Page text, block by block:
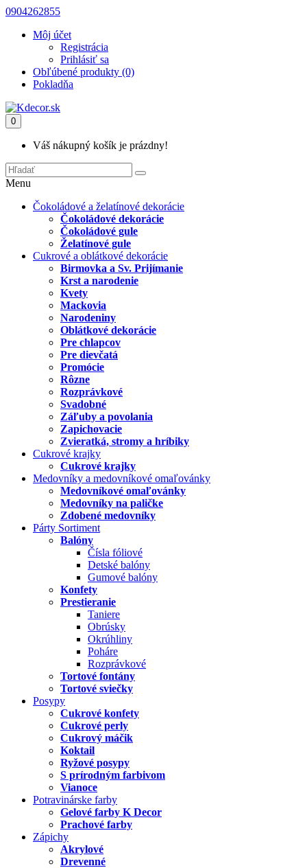
0904262855
Môj účet
Registrácia
Prihlásiť sa
Obľúbené produkty (0)
Pokladňa
0
Váš nákupný košík je prázdny!
Menu
Čokoládové a želatínové dekorácie
Čokoládové dekorácie
Čokoládové gule
Želatínové gule
Cukrové a oblátkové dekorácie
Birmovka a Sv. Prijímanie
Krst a narodenie
Kvety
Mackovia
Narodeniny
Oblátkové dekorácie
Pre chlapcov
Pre dievčatá
Promócie
Rôzne
Rozprávkové
Svadobné
Záľuby a povolania
Zapichovacie
Zvieratká, stromy a hríbiky
Cukrové krajky
Cukrové krajky
Medovníky a medovníkové omaľovánky
Medovníkové omaľovánky
Medovníky na paličke
Zdobené medovníky
Párty Sortiment
Balóny
Čísla fóliové
Detské balóny
Gumové balóny
Konfety
Prestieranie
Taniere
Obrúsky
Okrúhliny
Poháre
Rozprávkové
Tortové fontány
Tortové sviečky
Posypy
Cukrové konfety
Cukrové perly
Cukrový máčik
Koktail
Ryžové posypy
S prírodným farbivom
Vianoce
Potravinárske farby
Gelové farby K Decor
Prachové farby
Zápichy
Akrylové
Drevenné